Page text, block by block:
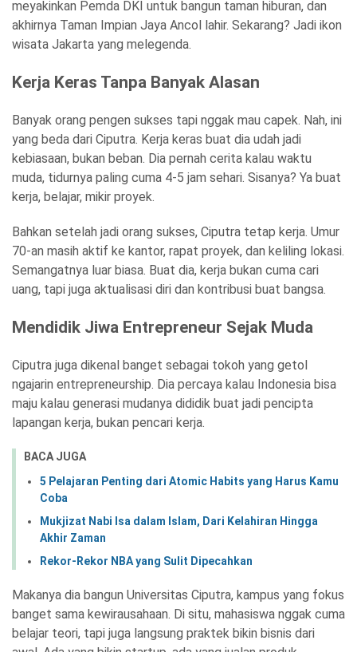
meyakinkan Pemda DKI untuk bangun taman hiburan, dan
akhirnya Taman Impian Jaya Ancol lahir. Sekarang? Jadi ikon
wisata Jakarta yang melegenda.
Kerja Keras Tanpa Banyak Alasan
Banyak orang pengen sukses tapi nggak mau capek. Nah, ini
yang beda dari Ciputra. Kerja keras buat dia udah jadi
kebiasaan, bukan beban. Dia pernah cerita kalau waktu
muda, tidurnya paling cuma 4-5 jam sehari. Sisanya? Ya buat
kerja, belajar, mikir proyek.
Bahkan setelah jadi orang sukses, Ciputra tetap kerja. Umur
70-an masih aktif ke kantor, rapat proyek, dan keliling lokasi.
Semangatnya luar biasa. Buat dia, kerja bukan cuma cari
uang, tapi juga aktualisasi diri dan kontribusi buat bangsa.
Mendidik Jiwa Entrepreneur Sejak Muda
Ciputra juga dikenal banget sebagai tokoh yang getol
ngajarin entrepreneurship. Dia percaya kalau Indonesia bisa
maju kalau generasi mudanya dididik buat jadi pencipta
lapangan kerja, bukan pencari kerja.
BACA JUGA
5 Pelajaran Penting dari Atomic Habits yang Harus Kamu
Coba
Mukjizat Nabi Isa dalam Islam, Dari Kelahiran Hingga
Akhir Zaman
Rekor-Rekor NBA yang Sulit Dipecahkan
Makanya dia bangun Universitas Ciputra, kampus yang fokus
banget sama kewirausahaan. Di situ, mahasiswa nggak cuma
belajar teori, tapi juga langsung praktek bikin bisnis dari